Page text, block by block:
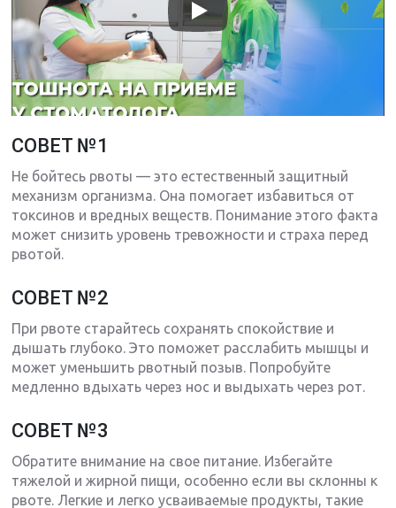
СОВЕТ №1
Не бойтесь рвоты — это естественный защитный
механизм организма. Она помогает избавиться от
токсинов и вредных веществ. Понимание этого факта
может снизить уровень тревожности и страха перед
рвотой.
СОВЕТ №2
При рвоте старайтесь сохранять спокойствие и
дышать глубоко. Это поможет расслабить мышцы и
может уменьшить рвотный позыв. Попробуйте
медленно вдыхать через нос и выдыхать через рот.
СОВЕТ №3
Обратите внимание на свое питание. Избегайте
тяжелой и жирной пищи, особенно если вы склонны к
рвоте. Легкие и легко усваиваемые продукты, такие